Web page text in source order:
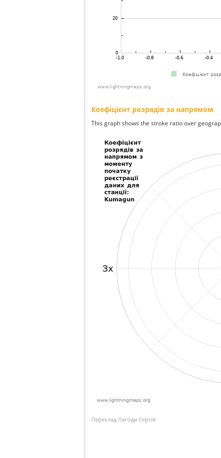
Коефіцієнт розрядів за напрямом
This graph shows the stroke ratio over
Переклад Лагоди Сергія